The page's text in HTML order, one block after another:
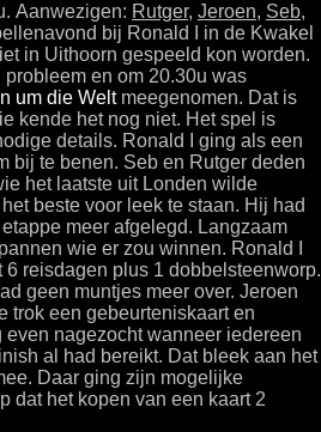
Aanwezigen: Rutger, Jeroen, Seb,
bij Ronald I in de Kwakel
in Uithoorn gespeeld kon worden.
en om 20.30u was
um die Weltmeegenomen. Dat is
kende het nog niet. Het spel is
details. Ronald I ging als een
bij te benen. Seb en Rutger deden
het laatste uit Londen wilde
beste voor leek te staan. Hij had
meer afgelegd. Langzaam
wie er zou winnen. Ronald I
reisdagen plus 1 dobbelsteenworp.
geen muntjes meer over. Jeroen
trok een gebeurteniskaart en
nagezocht wanneer iedereen
al had bereikt. Dat bleek aan het
Daar ging zijn mogelijke
dat het kopen van een kaart 2